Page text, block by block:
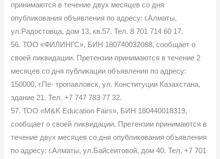
принимаются в течение двух месяцев со дня
опубликования объявления по адресу: г.Алматы,
ул.Радостовца, дом 13, кв.57. Тел. 8 701 714 60 17.
56. ТОО «ФИЛИНГС», БИН 180740032088, сообщает о
своей ликвидации. Претензии принимаются в течение 2
месяцев со дня публикации объявления по адресу:
150000, г.Пе- тропавловск, ул. Конституции Казахстана,
здание 21. Тел. +7 747 783 77 32.
57. ТОО «M&K Education Fairs», БИН 180440018319,
сообщает о своей ликвидации. Претензии принимаются в
течение двух месяцев со дня опубликования объявления
по адресу: г.Алматы, ул.Байсеитовой, дом 40. Тел. +7 701